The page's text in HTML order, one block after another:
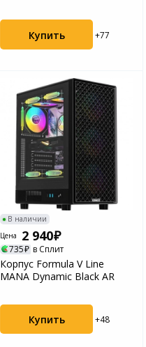
Купить +77
В наличии
Цена
2 940
735 в Сплит
Корпус Formula V Line
MANA Dynamic Black AR
Купить +48